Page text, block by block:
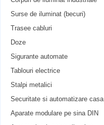
Surse de iluminat (becuri)
Trasee cabluri
Doze
Sigurante automate
Tablouri electrice
Stalpi metalici
Securitate si automatizare casa
Aparate modulare pe sina DIN